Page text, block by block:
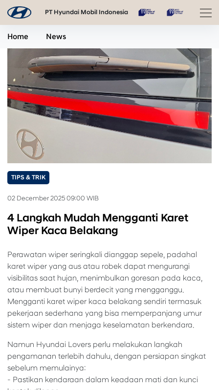
PT Hyundai Mobil Indonesia
Home News
TIPS & TRIK
02 December 2025 09:00 WIB
4 Langkah Mudah Mengganti Karet
Wiper Kaca Belakang
Perawatan wiper seringkali dianggap sepele, padahal
karet wiper yang aus atau robek dapat mengurangi
visibilitas saat hujan, menimbulkan goresan pada kaca,
atau membuat bunyi berdecit yang mengganggu.
Mengganti karet wiper kaca belakang sendiri termasuk
pekerjaan sederhana yang bisa memperpanjang umur
sistem wiper dan menjaga keselamatan berkendara.
Namun Hyundai Lovers perlu melakukan langkah
pengamanan terlebih dahulu, dengan persiapan singkat
sebelum memulainya:
- Pastikan kendaraan dalam keadaan mati dan kunci